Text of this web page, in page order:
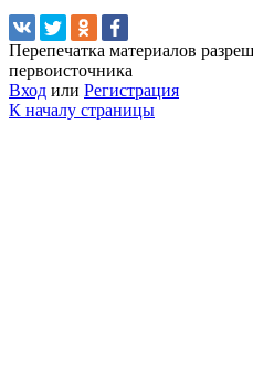
Перепечатка материалов
первоисточника
Вход или Регистрация
К началу страницы